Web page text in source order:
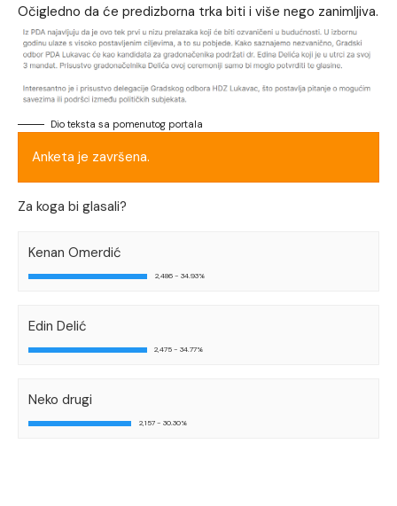
Očigledno da će predizborna trka biti i više nego zanimljiva.
Dio teksta sa pomenutog portala
Anketa je završena.
Za koga bi glasali?
Kenan Omerdić
2,486 - 34.93%
Edin Delić
2,475 - 34.77%
Neko drugi
2,157 - 30.30%